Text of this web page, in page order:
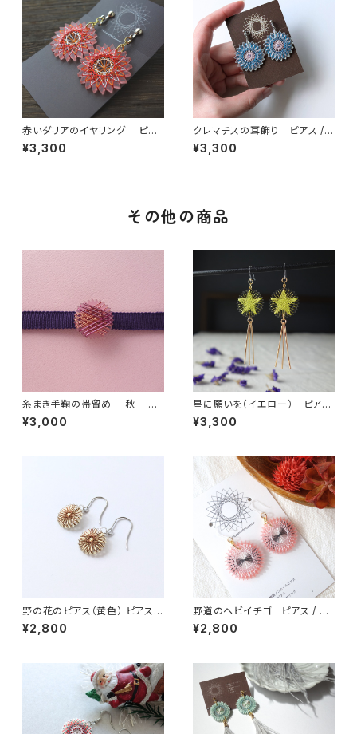
赤いダリアのイヤリング ピア
ス / イヤリング / ノンホールピア
ス
¥3,300
クレマチスの耳飾り ピアス /
イヤリング / ノンホールピアス
¥3,300
その他の商品
糸まき手鞠の帯留め －秋－ お
いもラテ
¥3,000
星に願いを（イエロー） ピアス
/ ノンホールピアス / イヤリング
¥3,300
野の花のピアス（黄色） ピアス /
ノンホールピアス / イヤリング
¥2,800
野道のヘビイチゴ ピアス / イ
ヤリング / ノンホールピアス
¥2,800